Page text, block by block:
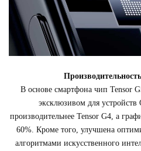
В основе смартфона чип Tensor
эксклюзивом для
производительнее Tensor G4, а
60%. Кроме того, улучшена
алгоритмами искусственного